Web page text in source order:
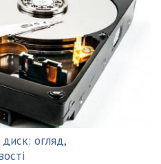
огляд,